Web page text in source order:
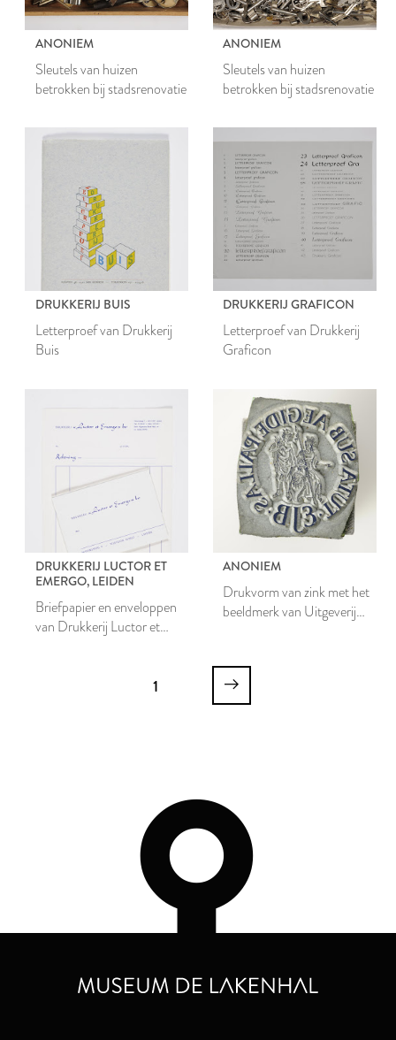
ANONIEM
Sleutels van huizen
betrokken bij stadsrenovatie
ANONIEM
Sleutels van huizen
betrokken bij stadsrenovatie
DRUKKERIJ BUIS
Letterproef van Drukkerij
Buis
DRUKKERIJ GRAFICON
Letterproef van Drukkerij
Graficon
DRUKKERIJ LUCTOR ET
EMERGO, LEIDEN
Briefpapier en enveloppen
van Drukkerij Luctor et
ANONIEM
Drukvorm van zink met het
beeldmerk van Uitgeverij
1